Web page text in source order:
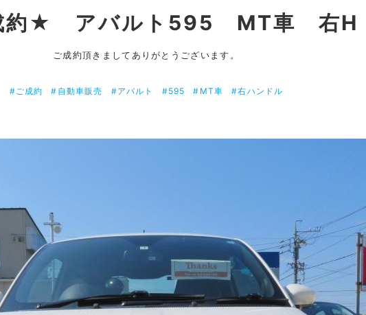
約★ アバルト595 MT車 右H
ご成約頂きましてありがとうございます。
#ご成約 #自動車販売 #アバルト #595 #MT車 #右ハンドル